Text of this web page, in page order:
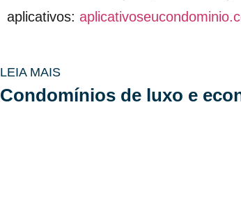
aplicativos:
LEIA MAIS